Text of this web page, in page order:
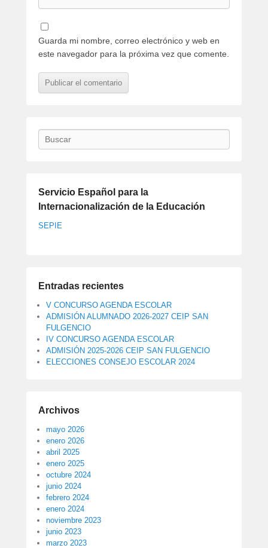
Guarda mi nombre, correo electrónico y web en
este navegador para la próxima vez que comente.
Buscar
Servicio Español para la
Internacionalización de la Educación
SEPIE
Entradas recientes
V CONCURSO AGENDA ESCOLAR
ADMISIÓN ALUMNADO 2026-2027 CEIP SAN
FULGENCIO
IV CONCURSO AGENDA ESCOLAR
ADMISIÓN 2025-2026 CEIP SAN FULGENCIO
ELECCIONES CONSEJO ESCOLAR 2024
Archivos
mayo 2026
enero 2026
abril 2025
enero 2025
octubre 2024
junio 2024
febrero 2024
enero 2024
noviembre 2023
junio 2023
marzo 2023